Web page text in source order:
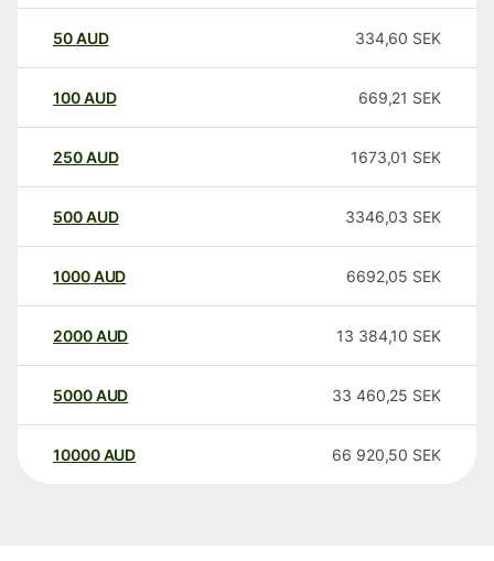
50AUD 334,60 SEK
100AUD 669,21 SEK
250AUD 1673,01 SEK
500AUD 3346,03 SEK
1000AUD 6692,05 SEK
2000AUD 13 384,10 SEK
5000AUD 33 460,25 SEK
10000 AUD 66 920,50 SEK